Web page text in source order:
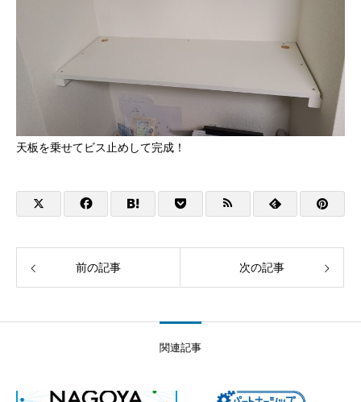
天板を乗せてビス止めして完成！
前の記事 次の記事
関連記事